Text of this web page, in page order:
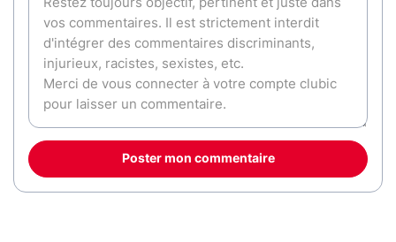
Poster mon commentaire